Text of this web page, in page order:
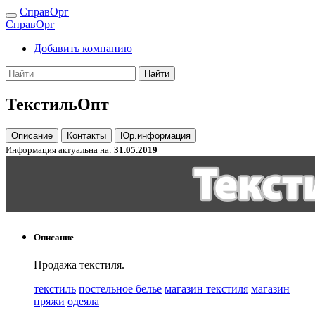
СправОрг
СправОрг
Добавить компанию
Найти
ТекстильОпт
Описание Контакты
Юр.информация
Информация актуальна на: 31.05.2019
Описание
Продажа текстиля.
текстиль постельное белье магазин текстиля магазин
пряжи одеяла